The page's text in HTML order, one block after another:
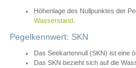
Höhenlage des Nullpunktes der
Wasserstand
Pegelkennwert: SKN
Das Seekartennull (SKN) ist eine
Das SKN bezieht sich auf die